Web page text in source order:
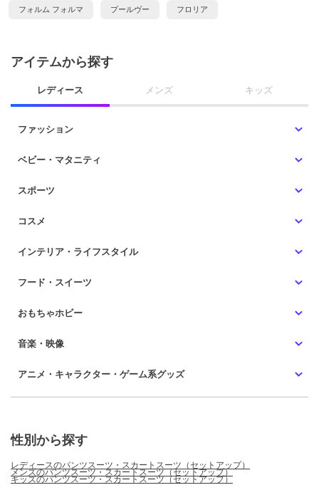
フォルム フォルマ プールヴー フロリア
アイテムから探す
レディース メンズ キッズ
ファッション
ベビー・マタニティ
スポーツ
コスメ
インテリア・ライフスタイル
フード・スイーツ
おもちゃホビー
音楽・映像
アニメ・キャラクター・ゲーム系グッズ
性別から探す
レディースのパンツスーツ・スカートスーツ（セットアップ）
メンズのパンツスーツ・スカートスーツ（セットアップ）
キッズのパンツスーツ・スカートスーツ（セットアップ）